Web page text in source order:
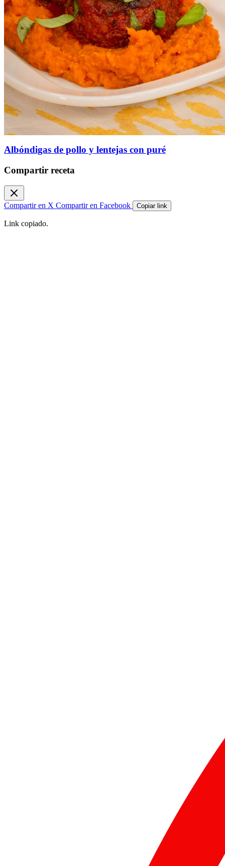
Albóndigas de pollo y lentejas con puré
Compartir receta
Compartir en X Compartir en Facebook Copiar link
Link copiado.